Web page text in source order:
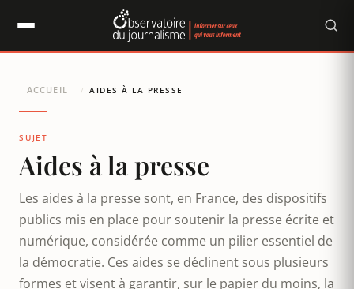
ACCUEIL / AIDES À LA PRESSE
SUJET
Aides à la presse
Les aides à la presse sont, en France, des dispositifs
publics mis en place pour soutenir la presse écrite et
numérique, considérée comme un pilier essentiel de
la démocratie. Ces aides se déclinent sous plusieurs
formes et visent à garantir, sur le papier du moins, la
Panneau de gestion des cookies